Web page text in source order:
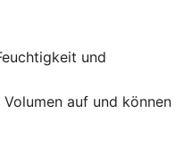
und
auf und können